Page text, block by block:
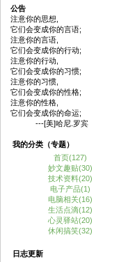
公告
注意你的思想,
它们会变成你的言语;
注意你的言语,
它们会变成你的行动;
注意你的行动,
它们会变成你的习惯;
注意你的习惯,
它们会变成你的性格;
注意你的性格,
它们会变成你的命运;
---[美]哈尼.罗宾
我的分类（专题）
首页(127)
妙文趣贴(30)
技术资料(20)
电子产品(1)
电脑相关(16)
生活点滴(12)
心灵驿站(20)
休闲搞笑(32)
日志更新